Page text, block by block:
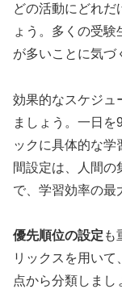
どの活動にどれだ
ょう。多くの受
が多いことに気づ
効果的なスケジュ
ましょう。一日を
ックに具体的な
間設定は、人間の
で、学習効率の最
優先順位の設定 も
リックスを用い
点から分類しまし